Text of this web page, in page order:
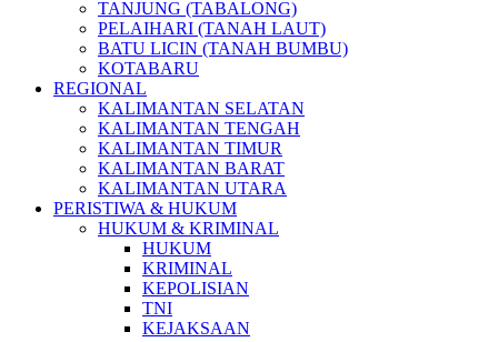
TANJUNG (TABALONG)
PELAIHARI (TANAH LAUT)
BATU LICIN (TANAH BUMBU)
KOTABARU
REGIONAL
KALIMANTAN SELATAN
KALIMANTAN TENGAH
KALIMANTAN TIMUR
KALIMANTAN BARAT
KALIMANTAN UTARA
PERISTIWA & HUKUM
HUKUM & KRIMINAL
HUKUM
KRIMINAL
KEPOLISIAN
TNI
KEJAKSAAN